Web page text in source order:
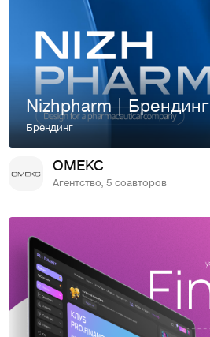
Nizhpharm | Брендинг
Брендинг
OMEKC
Агентство, 5 соавторов